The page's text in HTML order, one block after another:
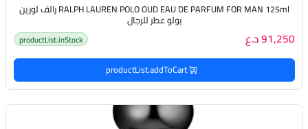
RALPH LAUREN POLO OUD EAU DE PARFUM FOR MAN 125ml رالف لورين
بولو عطر للرجال
91,250 د.ع productList.inStock
productList.addToCart